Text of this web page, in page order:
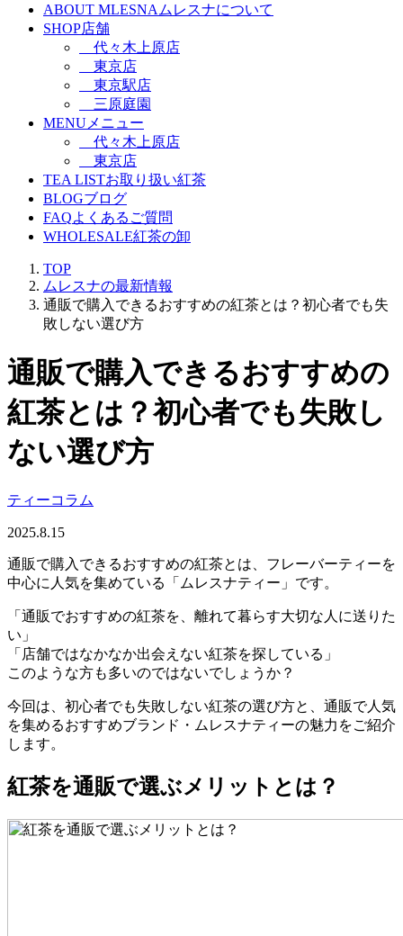
ABOUT MLESNAムレスナについて
SHOP店舗
代々木上原店
東京店
東京駅店
三原庭園
MENUメニュー
代々木上原店
東京店
TEA LISTお取り扱い紅茶
BLOGブログ
FAQよくあるご質問
WHOLESALE紅茶の卸
TOP
ムレスナの最新情報
通販で購入できるおすすめの紅茶とは？初心者でも失
敗しない選び方
通販で購入できるおすすめの
紅茶とは？初心者でも失敗し
ない選び方
ティーコラム
2025.8.15
通販で購入できるおすすめの紅茶とは、フレーバーティーを
中心に人気を集めている「ムレスナティー」です。
「通販でおすすめの紅茶を、離れて暮らす大切な人に送りた
い」
「店舗ではなかなか出会えない紅茶を探している」
このような方も多いのではないでしょうか？
今回は、初心者でも失敗しない紅茶の選び方と、通販で人気
を集めるおすすめブランド・ムレスナティーの魅力をご紹介
します。
紅茶を通販で選ぶメリットとは？